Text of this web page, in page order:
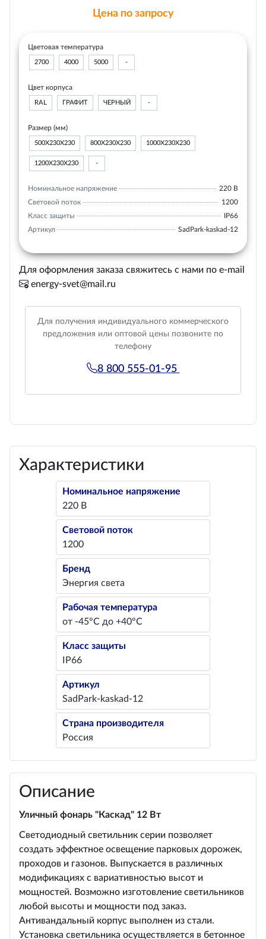
Цена по запросу
Цветовая температура
2700 4000 5000 -
Цвет корпуса
RAL ГРАФИТ ЧЕРНЫЙ -
Размер (мм)
500Х230Х230 800Х230Х230 1000Х230Х230
1200Х230Х230 -
Номинальное напряжение
220 В
Световой поток
1200
Класс защиты
IP66
Артикул
SadPark-kaskad-12
Для оформления заказа свяжитесь с нами по e-mail
energy-svet@mail.ru
Для получения индивидуального коммерческого
предложения или оптовой цены позвоните по
телефону
8 800 555-01-95
Характеристики
Номинальное напряжение
220 В
Световой поток
1200
Бренд
Энергия света
Рабочая температура
от -45°С до +40°С
Класс защиты
IP66
Артикул
SadPark-kaskad-12
Страна производителя
Россия
Описание
Уличный фонарь "Каскад" 12 Вт
Светодиодный светильник серии позволяет
создать эффектное освещение парковых дорожек,
проходов и газонов. Выпускается в различных
модификациях с вариативностью высот и
мощностей. Возможно изготовление светильников
любой высоты и мощности под заказ.
Антивандальный корпус выполнен из стали.
Установка светильника осуществляется в бетонное